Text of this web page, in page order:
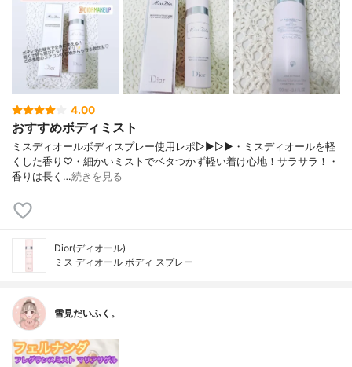
4.00
おすすめボディミスト
ミスディオールボディスプレー使用レポ▷▶︎▷▶︎・ミスディオールを軽
くした香り♡・細かいミストでベタつかず軽い着け心地！サラサラ！・
香りは長く…続きを見る
Dior(ディオール)
ミス ディオール ボディ スプレー
雪見だいふく。